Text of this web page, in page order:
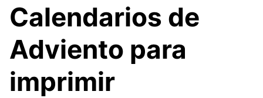
Calendarios de
Adviento para
imprimir